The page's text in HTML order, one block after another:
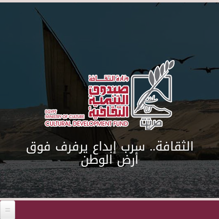
Skip to main content
الثقافة.. سرب إبداع يرفرف فوق
أرض الوطن
03